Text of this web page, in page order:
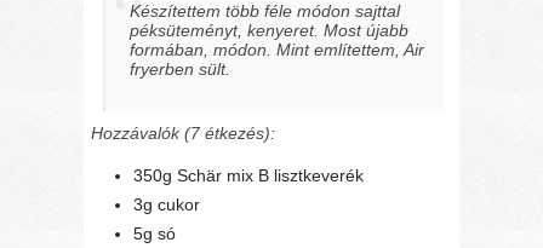
Készítettem több féle módon sajttal
péksüteményt, kenyeret. Most újabb
formában, módon. Mint említettem, Air
fryerben sült.
Hozzávalók (7 étkezés):
350g Schär mix B lisztkeverék
3g cukor
5g só